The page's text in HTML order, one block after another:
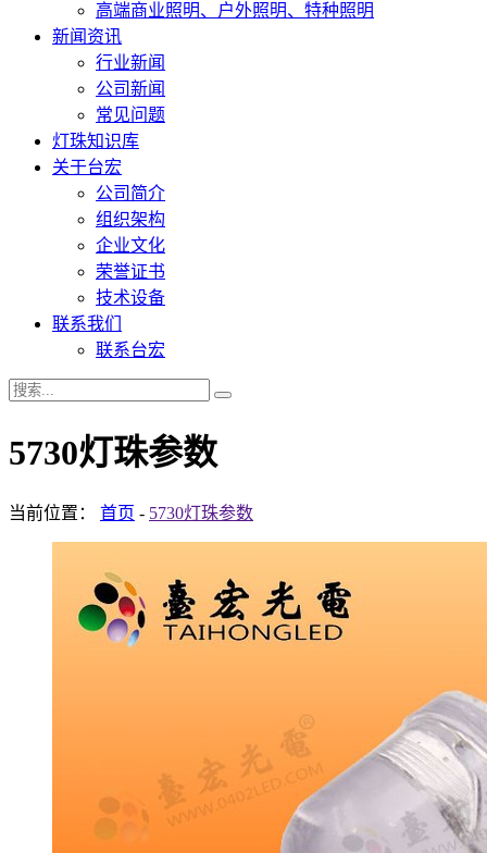
高端商业照明、户外照明、特种照明
新闻资讯
行业新闻
公司新闻
常见问题
灯珠知识库
关于台宏
公司简介
组织架构
企业文化
荣誉证书
技术设备
联系我们
联系台宏
5730灯珠参数
当前位置： 首页 - 5730灯珠参数